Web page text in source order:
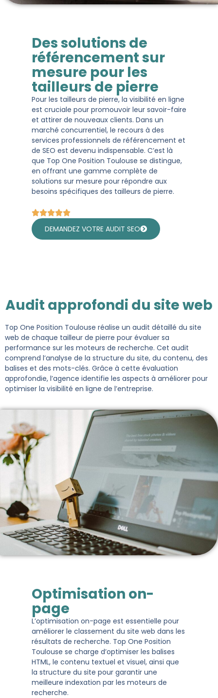
Des solutions de
référencement sur
mesure pour les
tailleurs de pierre
Pour les tailleurs de pierre, la visibilité en ligne
est cruciale pour promouvoir leur savoir-faire
et attirer de nouveaux clients. Dans un
marché concurrentiel, le recours à des
services professionnels de référencement et
de SEO est devenu indispensable. C’est là
que Top One Position Toulouse se distingue,
en offrant une gamme complète de
solutions sur mesure pour répondre aux
besoins spécifiques des tailleurs de pierre.
DEMANDEZ VOTRE AUDIT SEO
Audit approfondi du site web
Top One Position Toulouse réalise un audit détaillé du site
web de chaque tailleur de pierre pour évaluer sa
performance sur les moteurs de recherche. Cet audit
comprend l’analyse de la structure du site, du contenu, des
balises et des mots-clés. Grâce à cette évaluation
approfondie, l’agence identifie les aspects à améliorer pour
optimiser la visibilité en ligne de l’entreprise.
Optimisation on-
page
L’optimisation on-page est essentielle pour
améliorer le classement du site web dans les
résultats de recherche. Top One Position
Toulouse se charge d’optimiser les balises
HTML, le contenu textuel et visuel, ainsi que
la structure du site pour garantir une
meilleure indexation par les moteurs de
recherche.